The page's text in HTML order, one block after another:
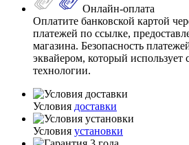
Онлайн-оплата
Оплатите банковской картой
платежей по ссылке,
магазина. Безопасность
эквайером, который использует
технологии.
Условия доставки
Условия установки